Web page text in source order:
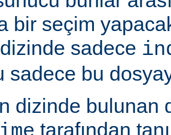
bir seçim
sadece
sadece bu
dizinde bulunan
tarafından